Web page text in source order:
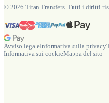
© 2026 Titan Transfers. Tutti i diritti
Avviso legaleInformativa sulla privacy
Informativa sui cookieMappa del sito